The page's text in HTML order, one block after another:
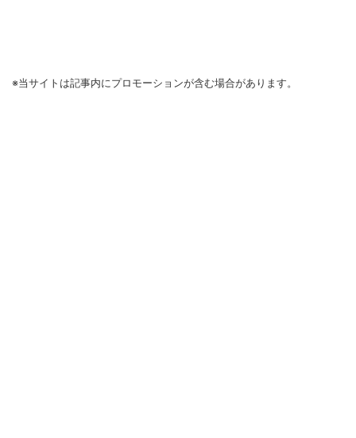
※当サイトは記事内にプロモーションが含む場合があります。